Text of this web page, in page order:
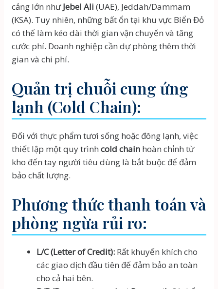
cảng lớn nhưJebel Ali (UAE), Jeddah/Dammam
(KSA). Tuy nhiên, những bất ổn tại khu vực Biển Đỏ
có thể làm kéo dài thời gian vận chuyển và tăng
cước phí. Doanh nghiệp cần dự phòng thêm thời
gian và chi phí.
Quản trị chuỗi cung ứng
lạnh (Cold Chain):
Đối với thực phẩm tươi sống hoặc đông lạnh, việc
thiết lập một quy trình cold chainhoàn chỉnh từ
kho đến tay người tiêu dùng là bắt buộc để đảm
bảo chất lượng.
Phương thức thanh toán và
phòng ngừa rủi ro:
L/C (Letter of Credit):Rất khuyến khích cho
các giao dịch đầu tiên để đảm bảo an toàn
cho cả hai bên.